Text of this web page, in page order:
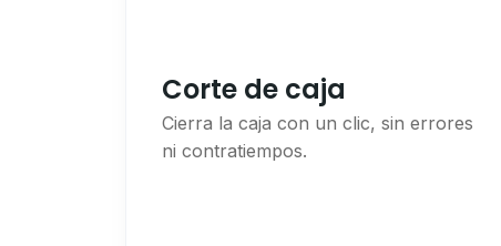
Corte de caja
Cierra la caja con un clic, sin errores
ni contratiempos.